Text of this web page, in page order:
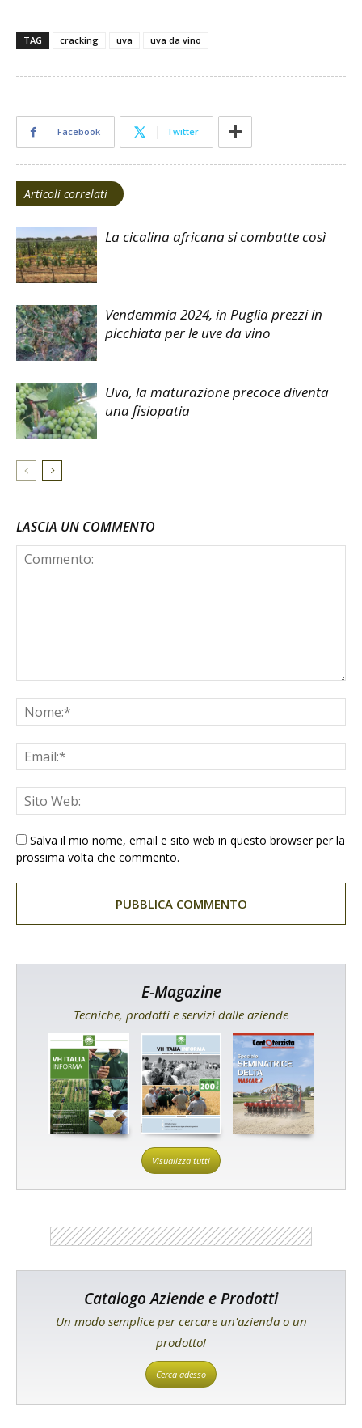
TAG cracking uva uva da vino
Facebook Twitter
Articoli correlati
La cicalina africana si combatte così
Vendemmia 2024, in Puglia prezzi in
picchiata per le uve da vino
Uva, la maturazione precoce diventa
una fisiopatia
LASCIA UN COMMENTO
Salva il mio nome, email e sito web in questo browser per la
prossima volta che commento.
E-Magazine
Tecniche, prodotti e servizi dalle aziende
Visualizza tutti
Catalogo Aziende e Prodotti
Un modo semplice per cercare un'azienda o un
prodotto!
Cerca adesso